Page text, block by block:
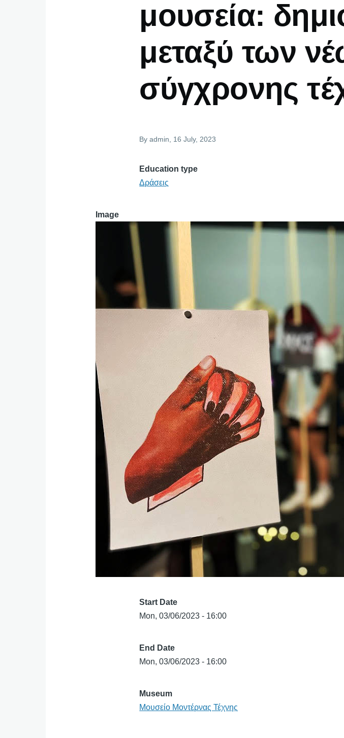
μουσεία:
μεταξύ των
σύγχρονης
Byadmin , 16 July, 2023
Education type
Δράσεις
Image
Start Date
Mon, 03/06/2023 - 16:00
End Date
Mon, 03/06/2023 - 16:00
Museum
Μουσείο Μοντέρνας Τέχνης